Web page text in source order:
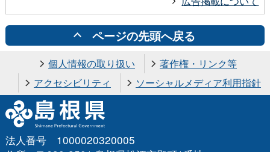
ページの先頭へ戻る
個人情報の取り扱い
著作権・リンク等
アクセシビリティ
ソーシャルメディア利用指針
法人番号 1000020320005